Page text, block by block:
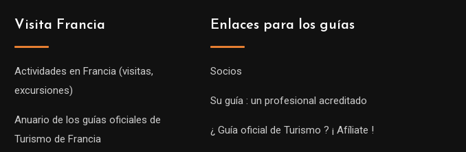
Visita Francia
Actividades en Francia (visitas,
excursiones)
Anuario de los guías oficiales de
Turismo de Francia
Enlaces para los guías
Socios
Su guía : un profesional acreditado
¿ Guía oficial de Turismo ? ¡ Afíliate !